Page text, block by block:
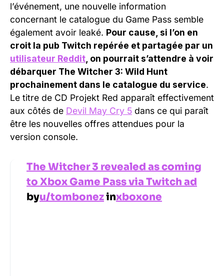
l’événement, une nouvelle information
concernant le catalogue du Game Pass semble
également avoir leaké. Pour cause, si l’on en
croit la pub Twitch repérée et partagée par un
utilisateur Reddit , on pourrait s’attendre à voir
débarquer The Witcher 3: Wild Hunt
prochainement dans le catalogue du service.
Le titre de CD Projekt Red apparaît effectivement
aux côtés de Devil May Cry 5 dans ce qui paraît
être les nouvelles offres attendues pour la
version console.
The Witcher 3 revealed as coming
to Xbox Game Pass via Twitch ad
byu/tombonezinxboxone